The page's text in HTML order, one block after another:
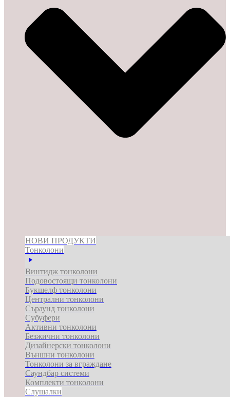
НОВИ ПРОДУКТИ
Тонколони
Винтидж тонколони
Подовостоящи тонколони
Букшелф тонколони
Централни тонколони
Съраунд тонколони
Субуфери
Активни тонколони
Безжични тонколони
Дизайнерски тонколони
Външни тонколони
Тонколони за вграждане
Саундбар системи
Комплекти тонколони
Слушалки